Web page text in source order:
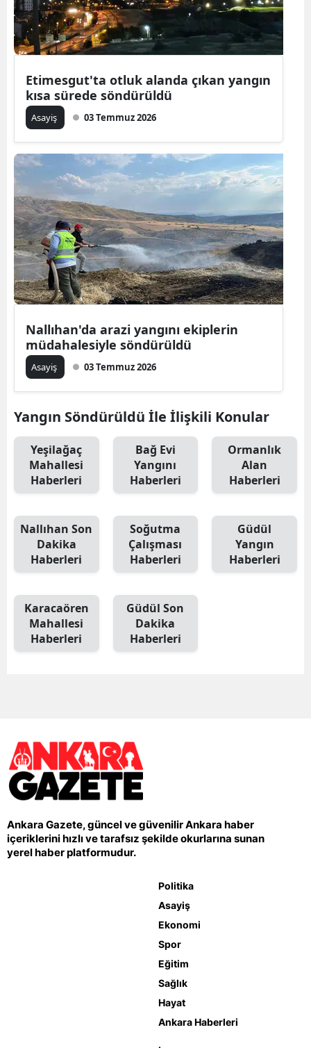
Etimesgut'ta otluk alanda çıkan yangın
kısa sürede söndürüldü
Asayiş 03 Temmuz 2026
Nallıhan'da arazi yangını ekiplerin
müdahalesiyle söndürüldü
Asayiş 03 Temmuz 2026
Yangın Söndürüldü İle İlişkili Konular
Yeşilağaç
Mahallesi
Haberleri
Bağ Evi
Yangını
Haberleri
Ormanlık
Alan
Haberleri
Nallıhan Son
Dakika
Haberleri
Soğutma
Çalışması
Haberleri
Güdül
Yangın
Haberleri
Karacaören
Mahallesi
Haberleri
Güdül Son
Dakika
Haberleri
Ankara Gazete, güncel ve güvenilir Ankara haber
içeriklerini hızlı ve tarafsız şekilde okurlarına sunan
yerel haber platformudur.
Politika
Asayiş
Ekonomi
Spor
Eğitim
Sağlık
Hayat
Ankara Haberleri